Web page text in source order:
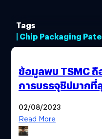
Tags
| Chip Packaging
ข้อมูลพบ TSMC
การบรรจุชิปมากที่
02/08/2023
Read More